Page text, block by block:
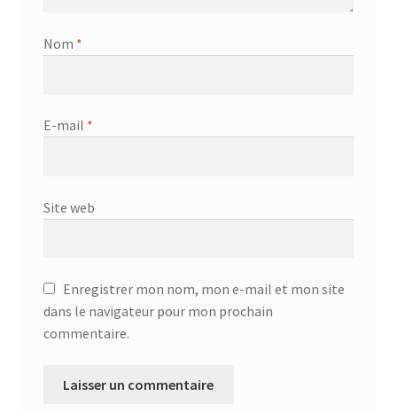
Nom *
E-mail *
Site web
Enregistrer mon nom, mon e-mail et mon site
dans le navigateur pour mon prochain
commentaire.